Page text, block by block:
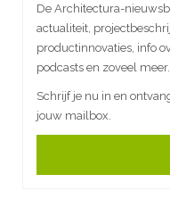
De Architectura-
actualiteit,
productinnovaties, info
podcasts en zoveel meer.
Schrijf je nu in en
jouw mailbox.